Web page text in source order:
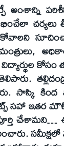
సాస్కి కింద
సహా ఇతర
పూర్తి